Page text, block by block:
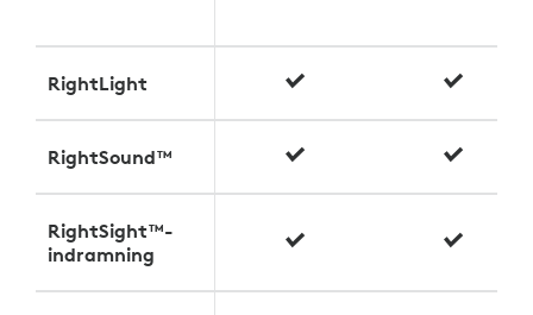
RightLight
RightSound™
RightSight™-
indramning